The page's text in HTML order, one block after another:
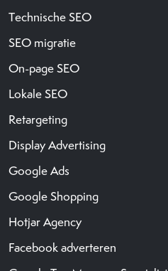
Technische SEO
SEO migratie
On-page SEO
Lokale SEO
Retargeting
Display Advertising
Google Ads
Google Shopping
Hotjar Agency
Facebook adverteren